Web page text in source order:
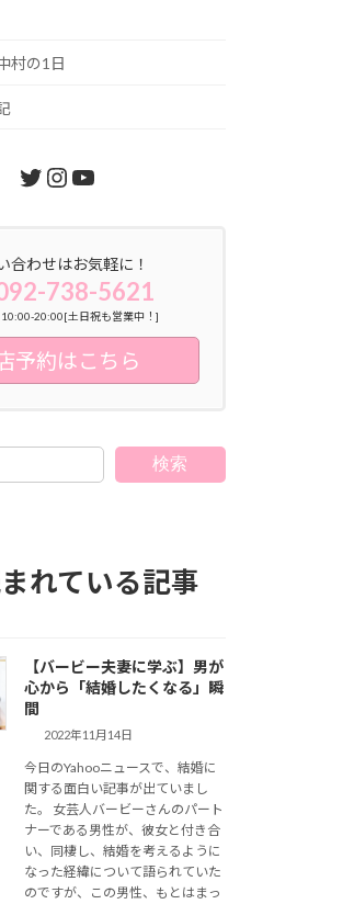
村の1日
Twitter
Instagram
YouTube
合わせはお気軽に！
738-5621
10:00-20:00[土日祝も営業中！]
予約はこちら
検索
れている記事
【バービー夫妻に学ぶ】男が
心から「結婚したくなる」瞬
間
2022年11月14日
今日のYahooニュースで、結婚に
関する面白い記事が出ていまし
た。 女芸人バービーさんのパート
ナーである男性が、彼女と付き合
い、同棲し、結婚を考えるように
なった経緯について語られていた
のですが、この男性、もとはまっ